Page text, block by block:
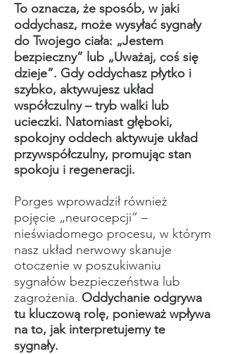
To oznacza, że sposób, w jaki
oddychasz, może wysyłać sygnały
do Twojego ciała: „Jestem
bezpieczny” lub „Uważaj, coś się
dzieje”. Gdy oddychasz płytko i
szybko, aktywujesz układ
współczulny – tryb walki lub
ucieczki. Natomiast głęboki,
spokojny oddech aktywuje układ
przywspółczulny, promując stan
spokoju i regeneracji.​
Porges wprowadził również
pojęcie „neurocepcji” –
nieświadomego procesu, w którym
nasz układ nerwowy skanuje
otoczenie w poszukiwaniu
sygnałów bezpieczeństwa lub
zagrożenia. Oddychanie odgrywa
tu kluczową rolę, ponieważ wpływa
na to, jak interpretujemy te
sygnały.